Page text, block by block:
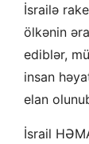
İsrailə
ölkənin
ediblər,
insan
elan
İsrail